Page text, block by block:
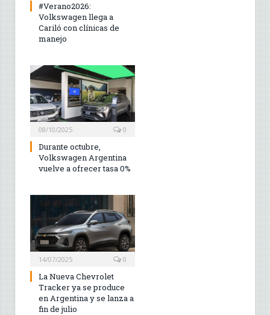
#Verano2026:
Volkswagen llega a
Cariló con clínicas de
manejo
08/10/2025 0
Durante octubre,
Volkswagen Argentina
vuelve a ofrecer tasa 0%
14/07/2025 0
La Nueva Chevrolet
Tracker ya se produce
en Argentina y se lanza a
fin de julio